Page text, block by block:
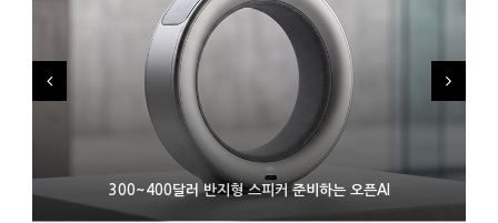
300~400달러 반지형 스피커 준비하는 오픈AI
조용히 스팀 프레임 검증 요구사항 바꾼 밸브
9월 4일부터 서비스 접는 안드로이드 장치용 구글 어시스턴트